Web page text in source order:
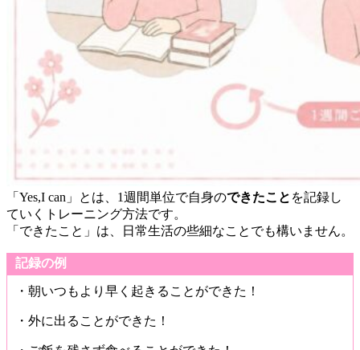
「Yes,I can」とは、1週間単位で自身のできたこと を記録し
ていくトレーニング方法です。
「できたこと」は、日常生活の些細なことでも構いません。
記録の例
・朝いつもより早く起きることができた！
・外に出ることができた！